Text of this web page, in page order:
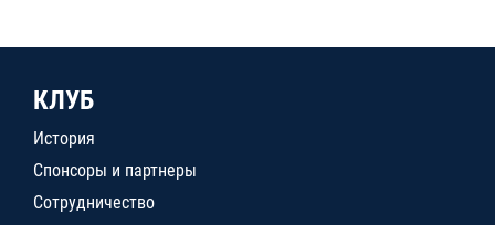
КЛУБ
История
Спонсоры и партнеры
Сотрудничество